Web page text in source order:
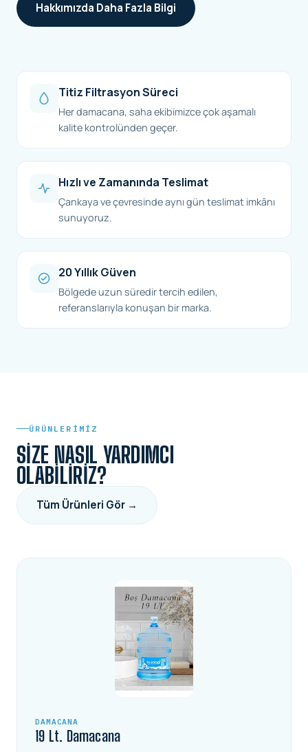
Hakkımızda Daha Fazla Bilgi
Titiz Filtrasyon Süreci
Her damacana, saha ekibimizce çok aşamalı
kalite kontrolünden geçer.
Hızlı ve Zamanında Teslimat
Çankaya ve çevresinde aynı gün teslimat imkânı
sunuyoruz.
20 Yıllık Güven
Bölgede uzun süredir tercih edilen,
referanslarıyla konuşan bir marka.
ÜRÜNLERIMIZ
SIZE NASIL YARDIMCI
OLABILIRIZ?
Tüm Ürünleri Gör →
DAMACANA
19 Lt. Damacana